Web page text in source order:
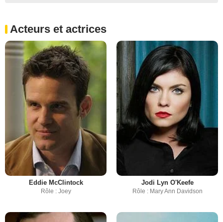
Acteurs et actrices
Eddie McClintock
Rôle : Joey
Jodi Lyn O'Keefe
Rôle : Mary Ann Davidson